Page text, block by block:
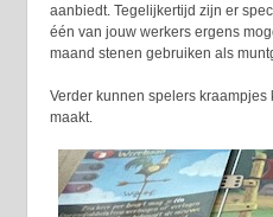
aanbiedt. Tegelijkertijd zijn er
één van jouw werkers ergens
maand stenen gebruiken als
Verder kunnen spelers
maakt.